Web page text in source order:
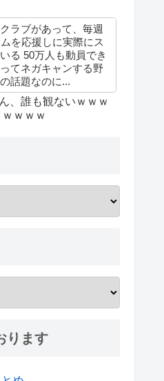
ラブがあって、毎週
を応援しに実際にス
る 50万人も動員でき
てネガキャンする野
話題なのに...
、誰も観ないｗｗｗ
ｗｗｗ
ります